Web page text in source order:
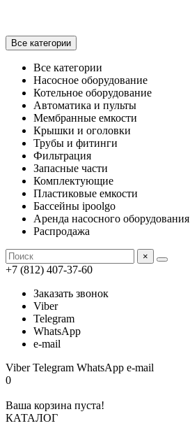
Все категории
Все категории
Насосное оборудование
Котельное оборудование
Автоматика и пульты
Мембранные емкости
Крышки и оголовки
Трубы и фитинги
Фильтрация
Запасные части
Комплектующие
Пластиковые емкости
Бассейны ipoolgo
Аренда насосного оборудования
Распродажа
×
+7 (812) 407-37-60
Заказать звонок
Viber
Telegram
WhatsApp
e-mail
ViberTelegram WhatsApp e-mail
0
Ваша корзина пуста!
КАТАЛОГ